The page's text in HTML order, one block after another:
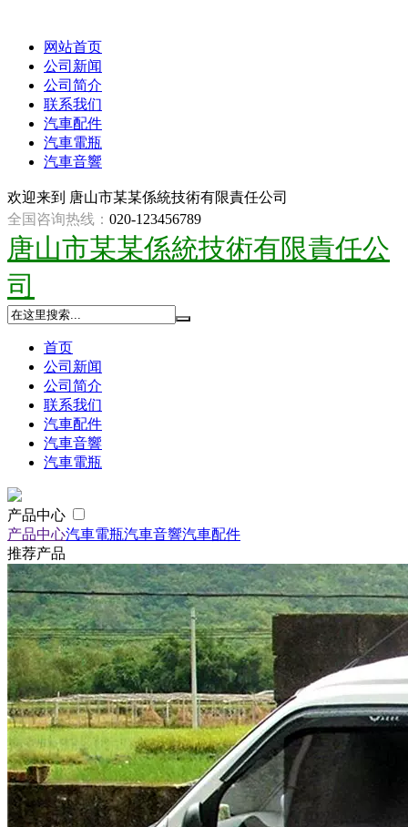
网站首页
公司新闻
公司简介
联系我们
汽車配件
汽車電瓶
汽車音響
欢迎来到 唐山市某某係統技術有限責任公司
全国咨询热线： 020-123456789
唐山市某某係統技術有限責任公
司
首页
公司新闻
公司简介
联系我们
汽車配件
汽車音響
汽車電瓶
产品中心
产品中心汽車電瓶汽車音響汽車配件
推荐产品